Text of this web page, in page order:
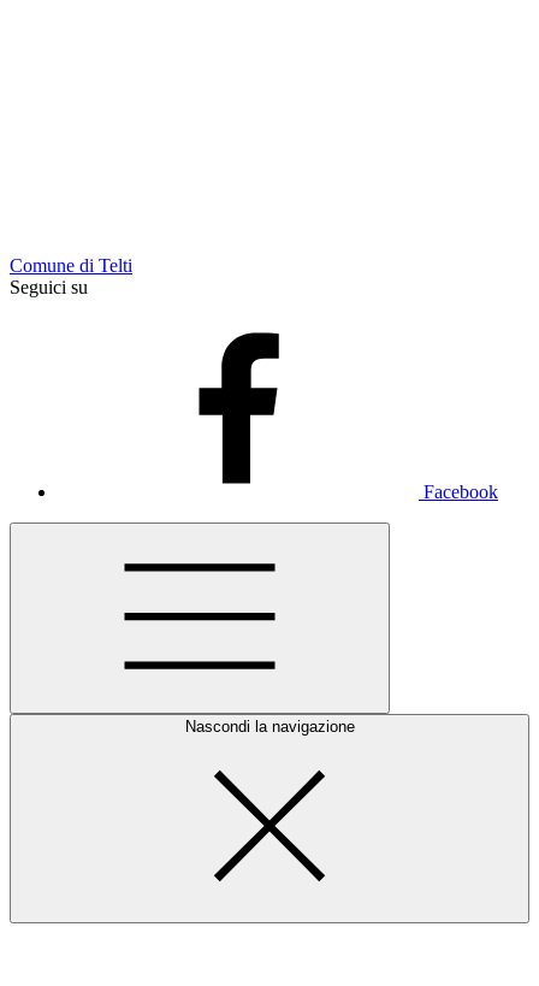
Comune di Telti
Seguici su
Facebook
Nascondi la navigazione